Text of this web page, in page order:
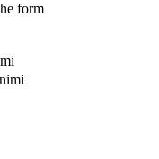
form